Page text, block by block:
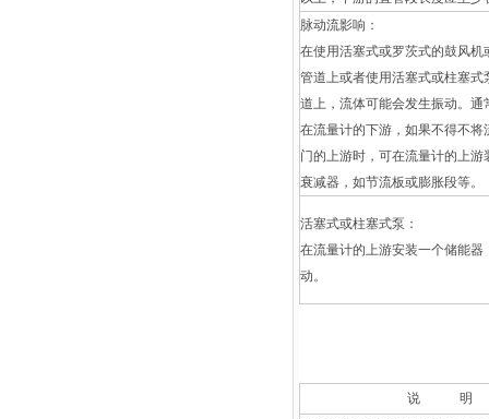
脉动流影响：
在使用活塞式或罗茨式的鼓风机
管道上或者使用活塞式或柱塞式
道上，流体可能会发生振动。通
在流量计的下游，如果不得不将
门的上游时，可在流量计的上游
衰减器，如节流板或膨胀段等。
活塞式或柱塞式泵：
在流量计的上游安装一个储能器
动。
说 明